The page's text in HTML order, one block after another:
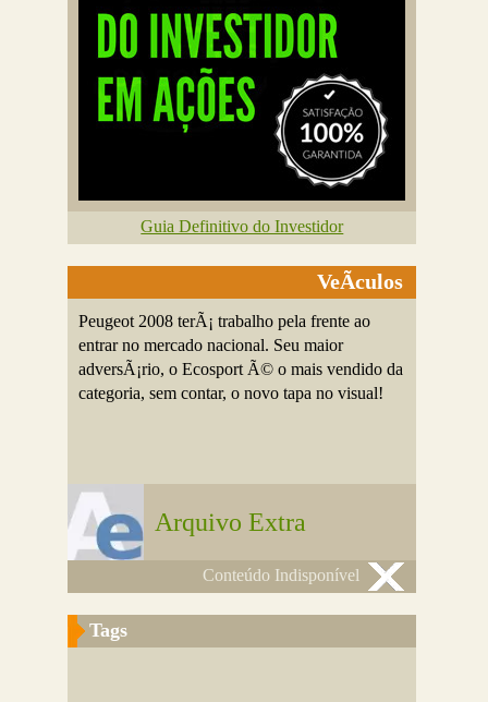
Guia Definitivo do Investidor
VeÃ­culos
Peugeot 2008 terÃ¡ trabalho pela frente ao
entrar no mercado nacional. Seu maior
adversÃ¡rio, o Ecosport Ã© o mais vendido da
categoria, sem contar, o novo tapa no visual!
Arquivo Extra
Conteúdo Indisponível
Tags